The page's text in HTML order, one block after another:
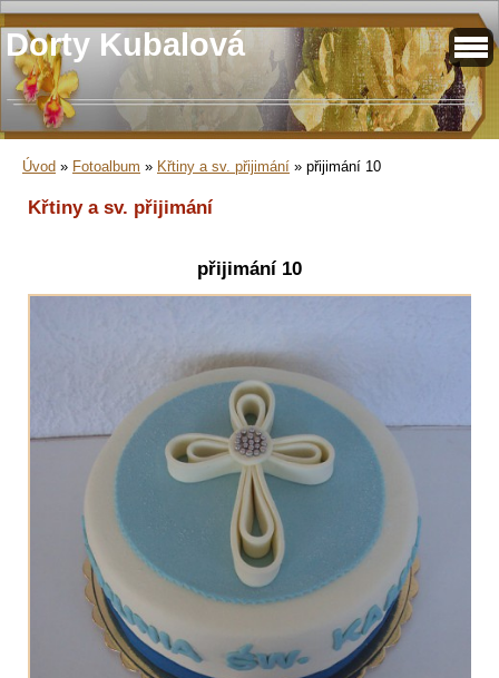
Dorty Kubalová
Úvod » Fotoalbum » Křtiny a sv. přijimání » přijimání 10
Křtiny a sv. přijimání
přijimání 10